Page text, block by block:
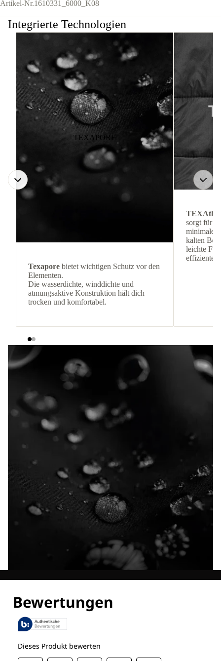
Artikel-Nr.1610331_6000_K08
Integrierte Technologien
TEXAPORE
Texapore bietet wichtigen Schutz vor den
Elementen.
Die wasserdichte, winddichte und
atmungsaktive Konstruktion hält dich
trocken und komfortabel.
sorgt für
kalten
leichte
effiziente